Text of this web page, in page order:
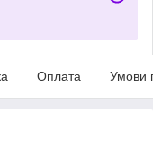
Оплата Умови